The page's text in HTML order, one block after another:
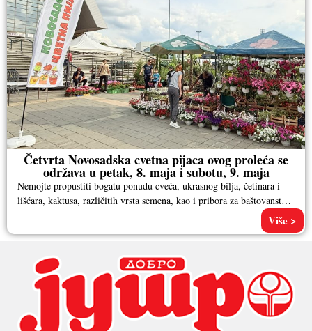
Četvrta Novosadska cvetna pijaca ovog proleća se
održava u petak, 8. maja i subotu, 9. maja
Nemojte propustiti bogatu ponudu cveća, ukrasnog bilja, četinara i
lišćara, kaktusa, različitih vrsta semena, kao i pribora za baštovanstvo.
Više >